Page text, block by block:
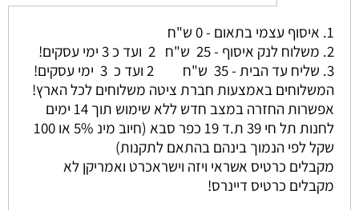
1. איסוף עצמי בתאום - 0 ש"ח
2. משלוח לנק איסוף - 25 ש"ח 2 ועד כ 3 ימי עסקים!
3. שליח עד הבית - 35 ש"ח 2 ועד כ 3 ימי עסקים!
המשלוחים באמצעות חברת ציטה משלוחים לכל הארץ!
אפשרות החזרה במצב חדש ללא שימוש תוך 14 ימים
לחנות תל חי 39 ת.ד 19 כפר סבא (חיוב מינ 5% או 100
שקל לפי הנמוך בינהם בהתאם לתקנות)
מקבלים כרטיס אשראי ויזה וישראכרט ואמריקן לא
מקבלים כרטיס דיינרס!